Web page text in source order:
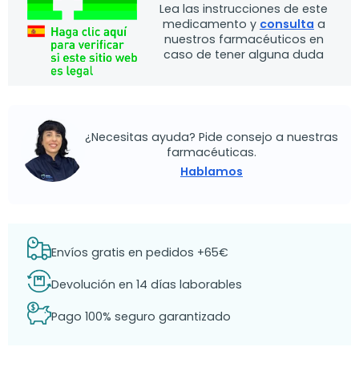
Lea las instrucciones de este
medicamento y consulta a
nuestros farmacéuticos en
caso de tener alguna duda
¿Necesitas ayuda? Pide consejo a nuestras
farmacéuticas.
Hablamos
Envíos gratis en pedidos +65€
Devolución en 14 días laborables
Pago 100% seguro garantizado